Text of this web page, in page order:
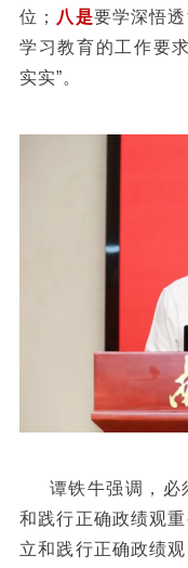
位； 八是要学深悟
学习教育的工作要
实实”。
谭铁牛强调，必
和践行正确政绩观
立和践行正确政绩